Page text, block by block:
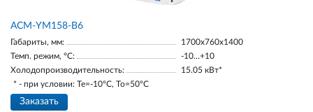
АСМ-YM158-В6
Габариты, мм:
1700х760х1400
Темп. режим, °С:
-10…+10
Холодопроизводительность:
15.05 кВт*
* - при условии: Te=-10ºC, To=50ºC
Заказать